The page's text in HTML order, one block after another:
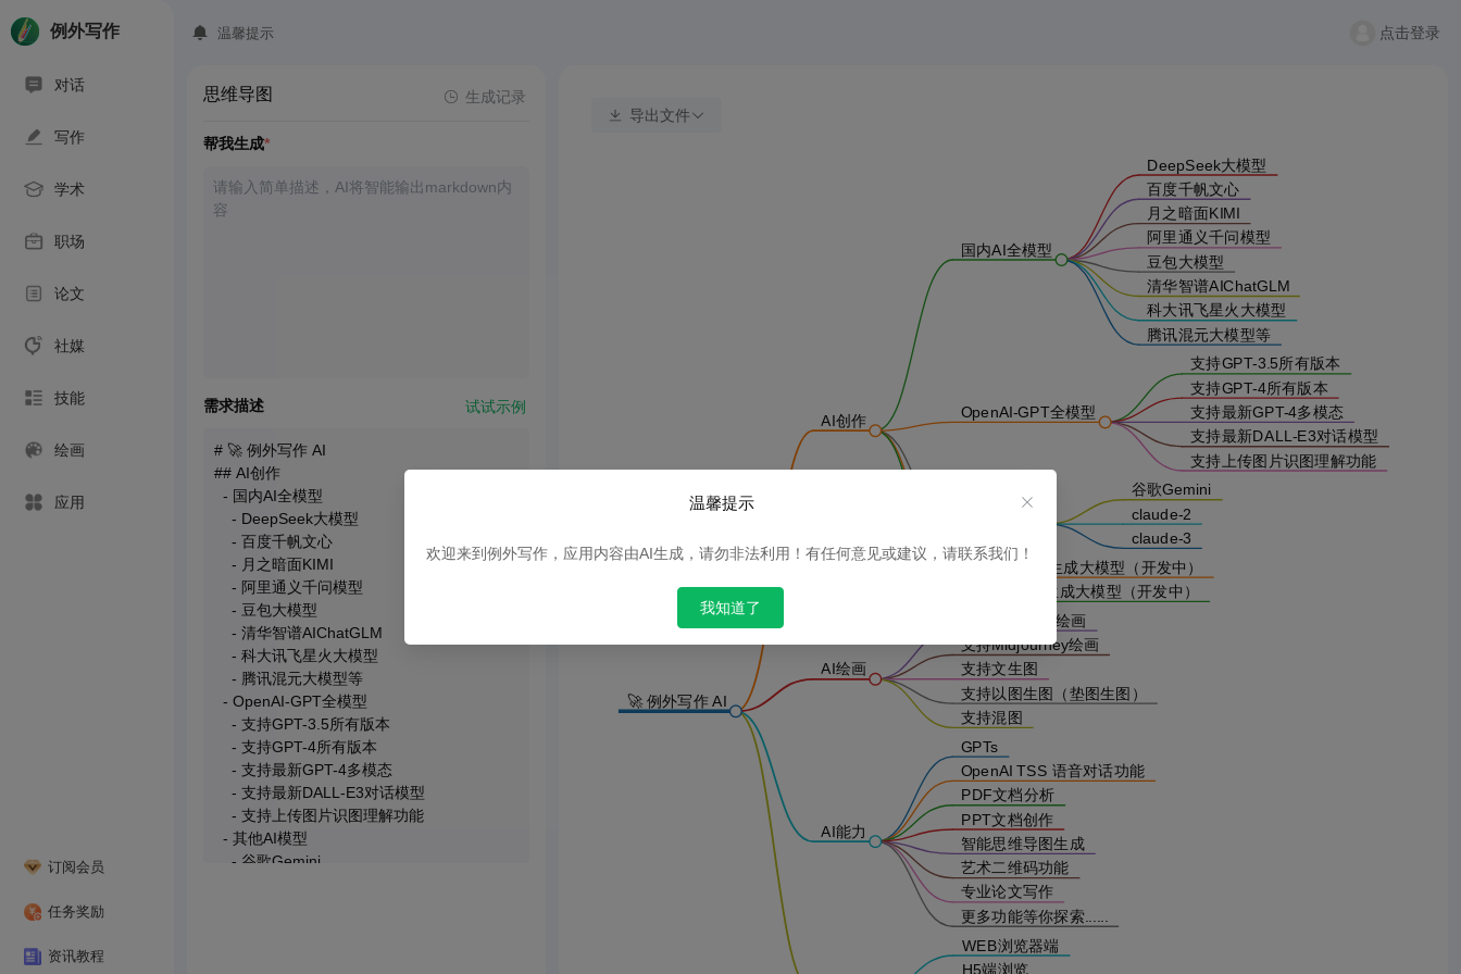
例外写作
对话
写作
学术
职场
论文
社媒
技能
绘画
应用
订阅会员
任务奖励
资讯教程
温馨提示 点击登录
思维导图 生成记录
帮我生成*
需求描述 试试示例
导出文件
claude-3
claude-2
谷歌Gemini
支持上传图片识图理解功能
支持最新DALL-E3对话模型
支持最新GPT-4多模态
支持GPT-4所有版本
支持GPT-3.5所有版本
腾讯混元大模型等
科大讯飞星火大模型
清华智谱AIChatGLM
豆包大模型
阿里通义千问模型
月之暗面KIMI
百度千帆文心
DeepSeek大模型
H5端浏览
WEB浏览器端
更多功能等你探索......
专业论文写作
艺术二维码功能
智能思维导图生成
PPT文档创作
PDF文档分析
OpenAI TSS 语音对话功能
GPTs
支持混图
支持以图生图（垫图生图）
支持文生图
支持Midjourney绘画
支持DALL-E3绘画
Sora-AI视频生成大模型（开发中）
Suno-AI音乐生成大模型（开发中）
OpenAI-GPT全模型
国内AI全模型
AI能力
AI绘画
AI创作
🚀 例外写作 AI
温馨提示
欢迎来到例外写作，应用内容由AI生成，请勿非法利用！有任何意见或建议，请联系我们！
我知道了